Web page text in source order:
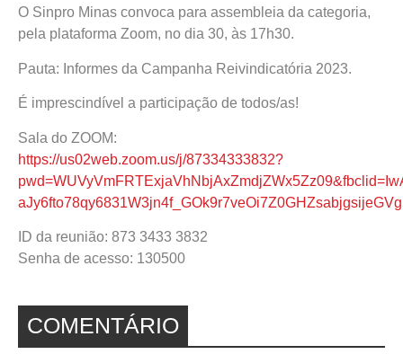
O Sinpro Minas convoca para assembleia da categoria,
pela plataforma Zoom, no dia 30, às 17h30.
Pauta: Informes da Campanha Reivindicatória 2023.
É imprescindível a participação de todos/as!
Sala do ZOOM:
https://us02web.zoom.us/j/87334333832?
ID da reunião: 873 3433 3832
Senha de acesso: 130500
COMENTÁRIO